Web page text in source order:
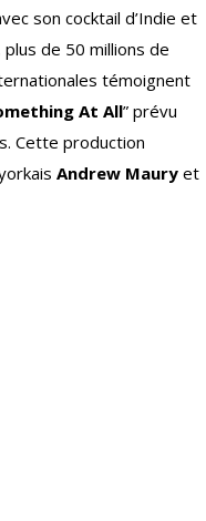
son cocktail d’Indie et
de 50 millions de
témoignent
At All” prévu
Cette production
Andrew Maury et